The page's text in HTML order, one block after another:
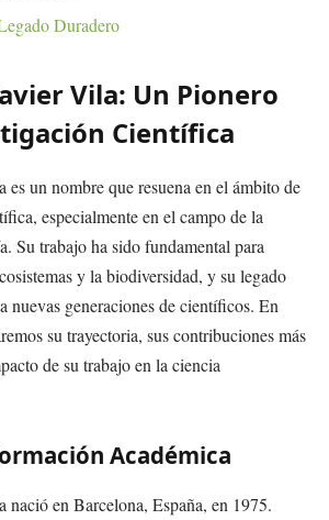
Duradero
Vila: Un Pionero
Científica
un nombre que resuena en el ámbito de
especialmente en el campo de la
Su trabajo ha sido fundamental para
y la biodiversidad, y su legado
nuevas generaciones de científicos. En
su trayectoria, sus contribuciones más
de su trabajo en la ciencia
Académica
en Barcelona, España, en 1975.